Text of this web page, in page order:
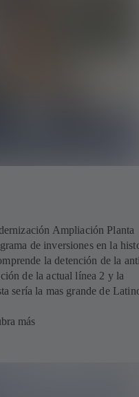
Ampliación Planta
de inversiones en la
la detención de la
de la actual línea 2 y la
sería la mas grande de
más